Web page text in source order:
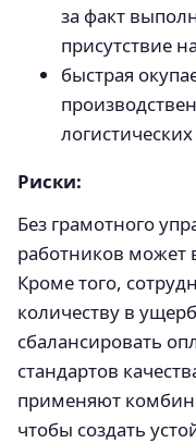
за факт
присутствие
быстрая
Риски:
Без грамотного
работников может
Кроме того,
количеству в
сбалансировать
стандартов
применяют
чтобы создать